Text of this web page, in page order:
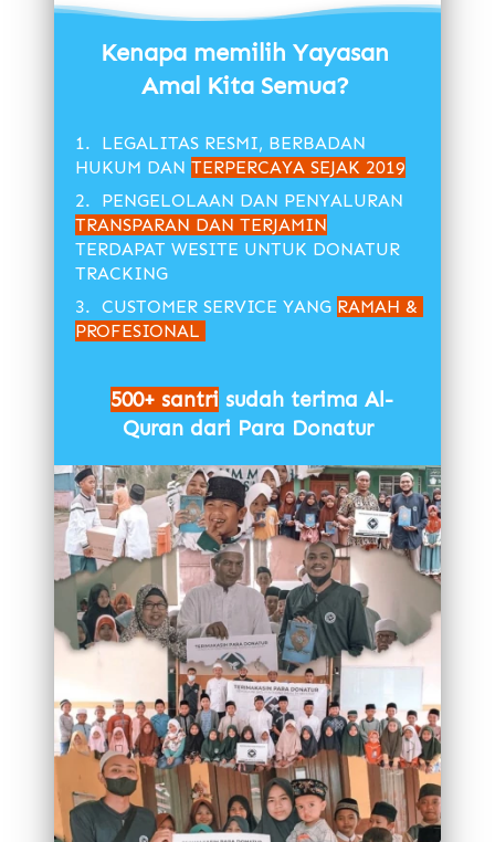
Kenapa memilih Yayasan
Amal Kita Semua?
1.  LEGALITAS RESMI, BERBADAN
HUKUM DAN TERPERCAYA SEJAK 2019
TRANSPARAN DAN TERJAMIN
TERDAPAT WESITE UNTUK DONATUR
TRACKING
3.  CUSTOMER SERVICE YANG RAMAH &
PROFESIONAL
500+ santri sudah terima Al-
Quran dari Para Donatur